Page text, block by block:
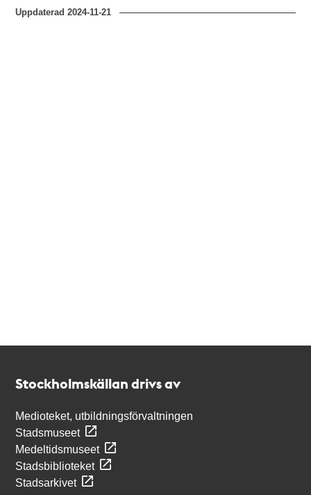
Uppdaterad2024-11-21
Stockholmskällan drivs av
Medioteket, utbildningsförvaltningen
Stadsmuseet
Medeltidsmuseet
Stadsbiblioteket
Stadsarkivet